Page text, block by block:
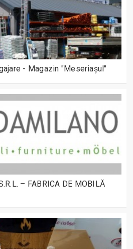
- Magazin "Meseriașul"
– FABRICA DE MOBILĂ